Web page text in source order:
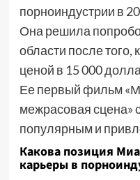
порноиндустрии в
Она решила
области после
ценой в 15 000
Ее первый фильм
межрасовая сцена»
популярным и
Какова позиция
карьеры в